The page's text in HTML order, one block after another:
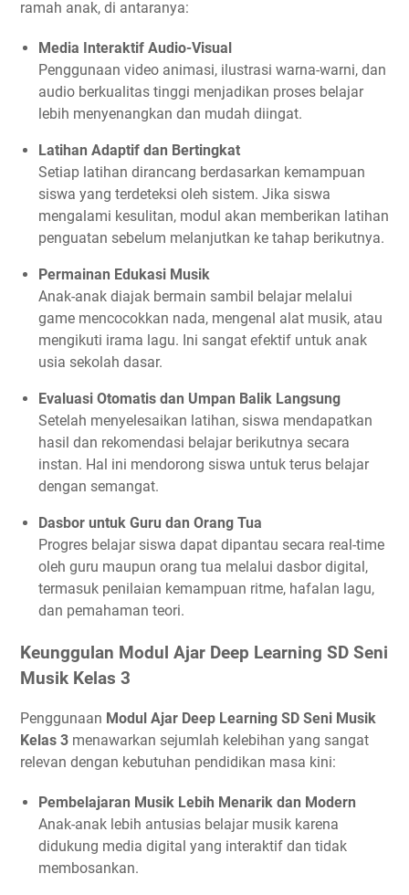
ramah anak, di antaranya:
Media Interaktif Audio-Visual
Penggunaan video animasi, ilustrasi warna-warni, dan
audio berkualitas tinggi menjadikan proses belajar
lebih menyenangkan dan mudah diingat.
Latihan Adaptif dan Bertingkat
Setiap latihan dirancang berdasarkan kemampuan
siswa yang terdeteksi oleh sistem. Jika siswa
mengalami kesulitan, modul akan memberikan latihan
penguatan sebelum melanjutkan ke tahap berikutnya.
Permainan Edukasi Musik
Anak-anak diajak bermain sambil belajar melalui
game mencocokkan nada, mengenal alat musik, atau
mengikuti irama lagu. Ini sangat efektif untuk anak
usia sekolah dasar.
Evaluasi Otomatis dan Umpan Balik Langsung
Setelah menyelesaikan latihan, siswa mendapatkan
hasil dan rekomendasi belajar berikutnya secara
instan. Hal ini mendorong siswa untuk terus belajar
dengan semangat.
Dasbor untuk Guru dan Orang Tua
Progres belajar siswa dapat dipantau secara real-time
oleh guru maupun orang tua melalui dasbor digital,
termasuk penilaian kemampuan ritme, hafalan lagu,
dan pemahaman teori.
Keunggulan Modul Ajar Deep Learning SD Seni
Musik Kelas 3
Penggunaan Modul Ajar Deep Learning SD Seni Musik
Kelas 3 menawarkan sejumlah kelebihan yang sangat
relevan dengan kebutuhan pendidikan masa kini:
Pembelajaran Musik Lebih Menarik dan Modern
Anak-anak lebih antusias belajar musik karena
didukung media digital yang interaktif dan tidak
membosankan.